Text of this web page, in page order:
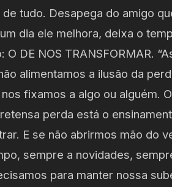
tudo. Desapega do amigo
dia ele melhora, deixa o
DE NOS TRANSFORMAR.
alimentamos a ilusão da
fixamos a algo ou alguém.
perda está o
E se não abrirmos mão do
sempre a novidades,
para manter nossa